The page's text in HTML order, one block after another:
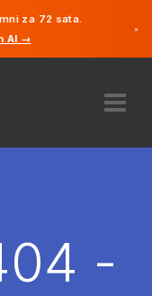
za 72 sata.
AI →
×
-